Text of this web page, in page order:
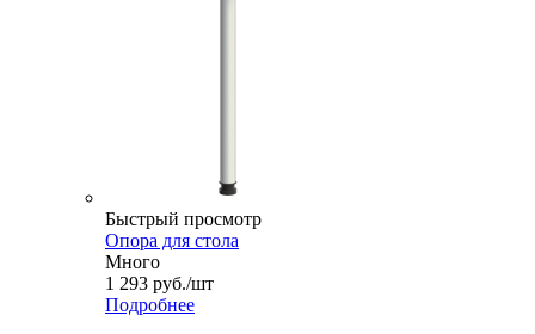
Быстрый просмотр
Опора для стола
Много
1 293 руб./шт
Подробнее